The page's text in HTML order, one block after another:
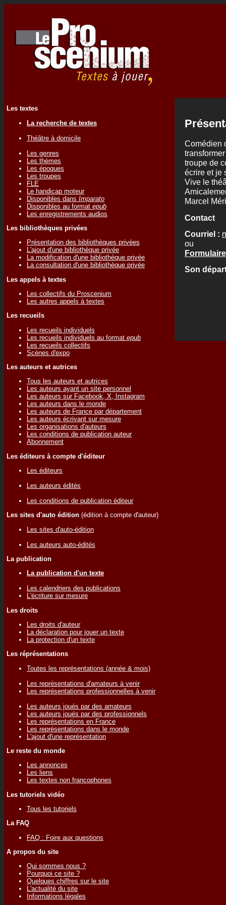
Les textes
La recherche de textes
Théâtre à domicile
Les genres
Les thèmes
Les époques
Les troupes
FLE
Le handicap moteur
Disponibles dans Imparato
Disponibles au format epub
Les enregistrements audios
Les bibliothèques privées
Présentation des bibliothèques privées
L'ajout d'une bibliothèque privée
La modification d'une bibliothèque privée
La consultation d'une bibliothèque privée
Les appels à textes
Les collectifs du Proscenium
Les autres appels à textes
Les recueils
Les recueils individuels
Les recueils individuels au format epub
Les recueils collectifs
Scènes d'expo
Les auteurs et autrices
Tous les auteurs et autrices
Les auteurs ayant un site personnel
Les auteurs sur Facebook, X, Instagram
Les auteurs dans le monde
Les auteurs de France par département
Les auteurs écrivant sur mesure
Les organisations d'auteurs
Les conditions de publication auteur
Abonnement
Les éditeurs à compte d'éditeur
Les éditeurs
Les auteurs édités
Les conditions de publication éditeur
Les sites d'auto édition (édition à compte d'auteur)
Les sites d'auto-édition
Les auteurs auto-édités
La publication
La publication d'un texte
Les calendriers des publications
L'écriture sur mesure
Les droits
Les droits d'auteur
La déclaration pour jouer un texte
La protection d'un texte
Les réprésentations
Toutes les représentations (année & mois)
Les représentations d'amateurs à venir
Les représentations professionnelles à venir
Les auteurs joués par des amateurs
Les auteurs joués par des professionnels
Les représentations en France
Les représentations dans le monde
L'ajout d'une représentation
Le reste du monde
Les annonces
Les liens
Les textes non francophones
Les tutoriels vidéo
Tous les tutoriels
La FAQ
FAQ : Foire aux questions
A propos du site
Qui sommes nous ?
Pourquoi ce site ?
Quelques chiffres sur le site
L'actualité du site
Informations légales
Comédien
troupe de
écrire et je
Vive le
Marcel
Contact
Courriel :
ou
Son